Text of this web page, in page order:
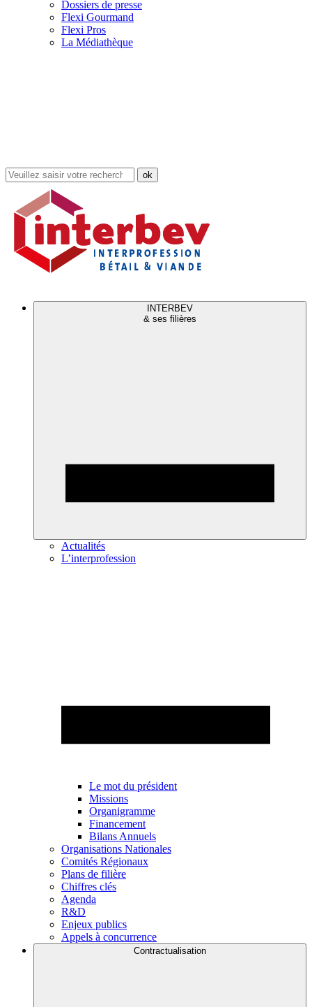
Dossiers de presse
Flexi Gourmand
Flexi Pros
La Médiathèque
Rechercher
dans
site
INTERBEV
& ses filières
Actualités
L’interprofession
Le mot du président
Missions
Organigramme
Financement
Bilans Annuels
Organisations Nationales
Comités Régionaux
Plans de filière
Chiffres clés
Agenda
R&D
Enjeux publics
Appels à concurrence
Contractualisation